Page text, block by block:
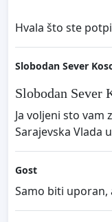
Hvala što ste
Slobodan Sever
Slobodan Sever
Ja voljeni sto
Sarajevska Vlada
Gost
Samo biti uporan,